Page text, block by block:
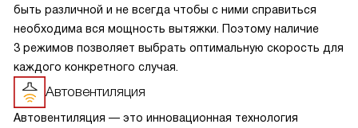
быть различной и не всегда чтобы с ними справиться
необходима вся мощность вытяжки. Поэтому наличие
3 режимов позволяет выбрать оптимальную скорость для
каждого конкретного случая.
Автовентиляция
Автовентиляция — это инновационная технология